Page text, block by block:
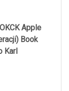
Apple
Book
Karl